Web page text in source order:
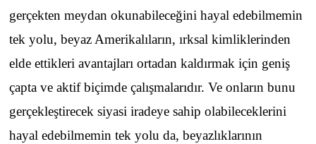
gerçekten meydan okunabileceğini hayal edebilmemin
tek yolu, beyaz Amerikalıların, ırksal kimliklerinden
elde ettikleri avantajları ortadan kaldırmak için geniş
çapta ve aktif biçimde çalışmalarıdır. Ve onların bunu
gerçekleştirecek siyasi iradeye sahip olabileceklerini
hayal edebilmemin tek yolu da, beyazlıklarının